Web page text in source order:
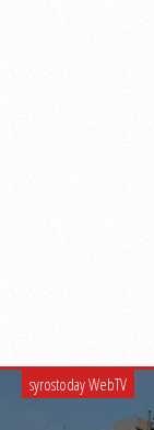
syrostoday WebTV